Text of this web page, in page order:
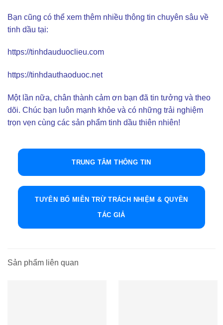
Bạn cũng có thể xem thêm nhiều thông tin chuyên sâu về
tinh dầu tại:
https://tinhdauduoclieu.com
https://tinhdauthaoduoc.net
Một lần nữa, chân thành cảm ơn bạn đã tin tưởng và theo
dõi. Chúc bạn luôn mạnh khỏe và có những trải nghiệm
trọn vẹn cùng các sản phẩm tinh dầu thiên nhiên!
TRUNG TÂM THÔNG TIN
TUYÊN BỐ MIỄN TRỪ TRÁCH NHIỆM & QUYỀN
TÁC GIẢ
Sản phẩm liên quan